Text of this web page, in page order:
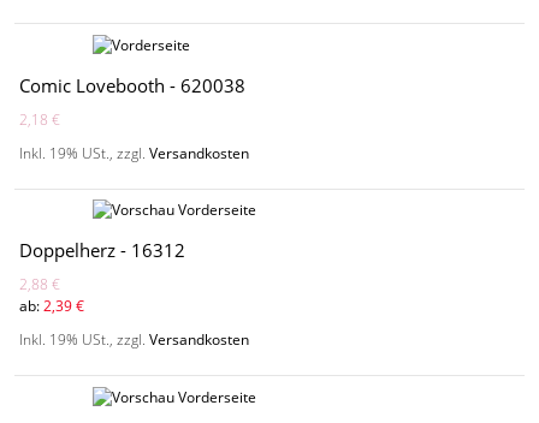
Comic Lovebooth - 620038
2,18 €
Inkl. 19% USt.,zzgl.Versandkosten
Doppelherz - 16312
2,88 €
ab:2,39 €
Inkl. 19% USt.,zzgl.Versandkosten